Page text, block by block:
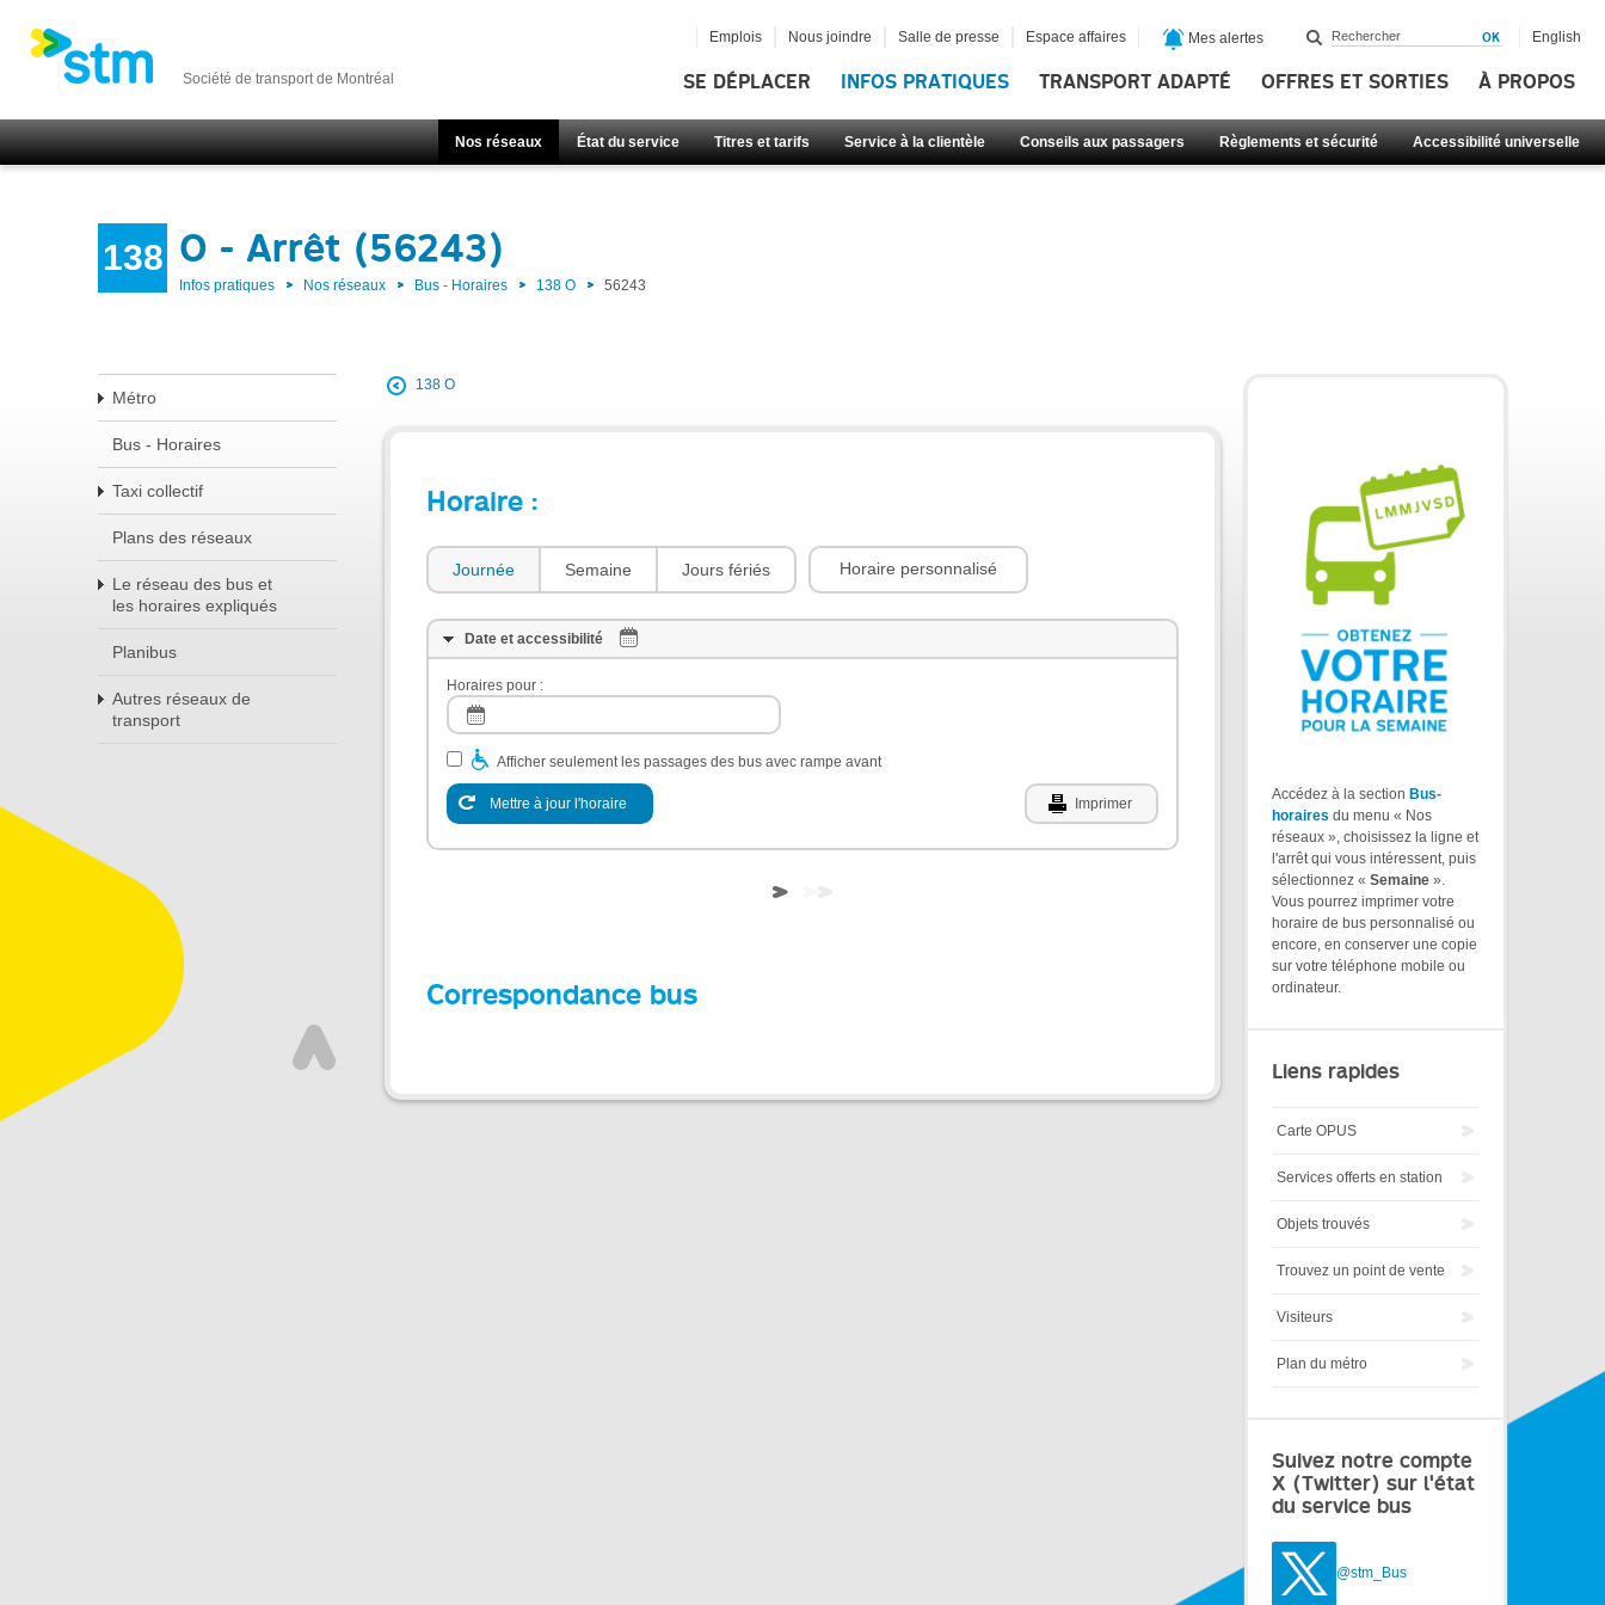
Société de transport de Montréal SE DÉPLACER INFOS PRATIQUES TRANSPORT ADAPTÉ OFFRES ET SORTIES À PROPOS
Nos réseaux État du service Titres et tarifs Service à la clientèle Conseils aux passagers Règlements et sécurité Accessibilité universelle
Emplois Nous joindre Salle de presse Espace affaires Mes alertes English
138 O - Arrêt (56243)
Infos pratiques Nos réseaux Bus - Horaires 138 O 56243
Métro
Bus - Horaires
Taxi collectif
Plans des réseaux
Le réseau des bus et
les horaires expliqués
Planibus
Autres réseaux de
transport
138 O
Horaire :
Journée Semaine Jours fériés Horaire personnalisé
Date et accessibilité
Horaires pour :
Afficher seulement les passages des bus avec rampe avant
Mettre à jour l'horaire Imprimer
Correspondance bus
Accédez à la section Bus-
horaires du menu « Nos
réseaux », choisissez la ligne et
l'arrêt qui vous intéressent, puis
sélectionnez « Semaine ».
Vous pourrez imprimer votre
horaire de bus personnalisé ou
encore, en conserver une copie
sur votre téléphone mobile ou
ordinateur.
Liens rapides
Carte OPUS
Services offerts en station
Objets trouvés
Trouvez un point de vente
Visiteurs
Plan du métro
Suivez notre compte
X (Twitter) sur l'état
du service bus
@stm_Bus